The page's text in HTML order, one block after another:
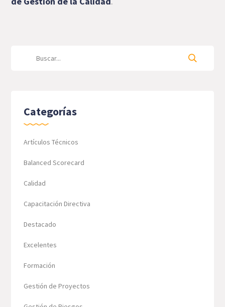
Categorías
Artículos Técnicos
Balanced Scorecard
Calidad
Capacitación Directiva
Destacado
Excelentes
Formación
Gestión de Proyectos